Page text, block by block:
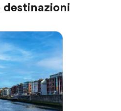
destinazioni